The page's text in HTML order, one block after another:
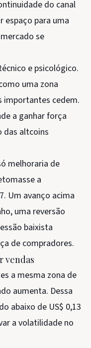
do canal
espaço para uma
se
e psicológico.
uma zona
importantes cedem.
a ganhar força
das altcoins
melhoraria de
a
Um avanço acima
uma reversão
baixista
de compradores.
vendas
a mesma zona de
aumenta. Dessa
abaixo de US$ 0,13
a volatilidade no